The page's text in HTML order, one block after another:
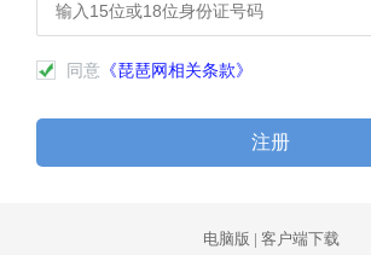
同意 《琵琶网相关条款》
注册
电脑版 | 客户端下载